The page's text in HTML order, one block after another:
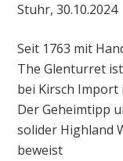
Stuhr, 30.10.2024
Seit 1763 mit
The Glenturret
bei Kirsch Import
Der Geheimtipp
solider Highland
beweist